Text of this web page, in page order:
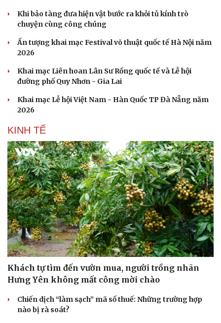
Văn hóa
Sân khấu - Điện ảnh
Văn học
Di sản
Nghệ sĩ
Khi bảo tàng đưa hiện vật bước ra khỏi tủ kính trò
chuyện cùng công chúng
Ấn tượng khai mạc Festival võ thuật quốc tế Hà Nội năm
2026
Khai mạc Liên hoan Lân Sư Rồng quốc tế và Lễ hội
đường phố Quy Nhơn - Gia Lai
Khai mạc Lễ hội Việt Nam - Hàn Quốc TP Đà Nẵng năm
2026
KINH TẾ
Khách tự tìm đến vườn mua, người trồng nhãn
Hưng Yên không mất công mời chào
Chiến dịch “làm sạch” mã số thuế: Những trường hợp
nào bị rà soát?